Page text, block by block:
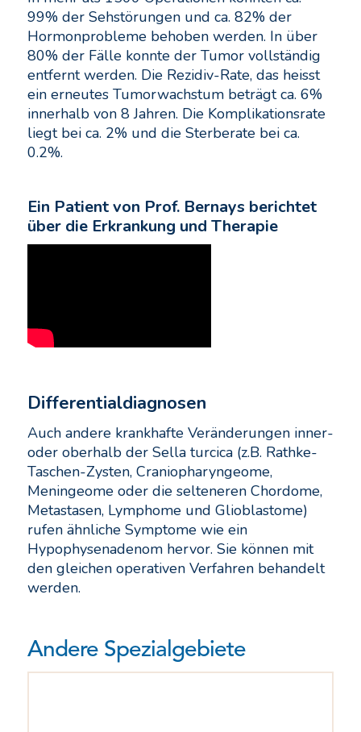
99% der Sehstörungen und ca. 82% der
Hormonprobleme behoben werden. In über
80% der Fälle konnte der Tumor vollständig
entfernt werden. Die Rezidiv-Rate, das heisst
ein erneutes Tumorwachstum beträgt ca. 6%
innerhalb von 8 Jahren. Die Komplikationsrate
liegt bei ca. 2% und die Sterberate bei ca.
0.2%.
Ein Patient von Prof. Bernays berichtet
über die Erkrankung und Therapie
Differentialdiagnosen
Auch andere krankhafte Veränderungen inner-
oder oberhalb der Sella turcica (z.B. Rathke-
Taschen-Zysten, Craniopharyngeome,
Meningeome oder die selteneren Chordome,
Metastasen, Lymphome und Glioblastome)
rufen ähnliche Symptome wie ein
Hypophysenadenom hervor. Sie können mit
den gleichen operativen Verfahren behandelt
werden.
Andere Spezialgebiete